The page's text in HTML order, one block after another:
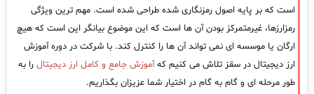
است که بر پایه اصول رمزنگاری شده طراحی شده است. مهم ترین ویژگی
رمزارزها، غیرمتمرکز بودن آن ها است که این موضوع بیانگر این است که هیچ
ارگان یا موسسه ای نمی تواند آن ها را کنترل کند. با شرکت در دوره آموزش
ارز دیجیتال در سقز تلاش می کنیم کهآموزش جامع و کامل ارز دیجیتال را به
طور مرحله ای و گام به گام در اختیار شما عزیزان بگذاریم.